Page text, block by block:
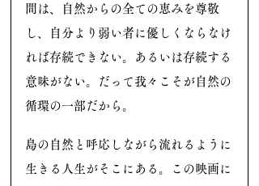
間は、自然からの全ての恵みを尊敬
し、自分より弱い者に優しくならなけ
れば存続できない。あるいは存続する
意味がない。だって我々こそが自然の
循環の一部だから。
島の自然と呼応しながら流れるように
生きる人生がそこにある。この映画に